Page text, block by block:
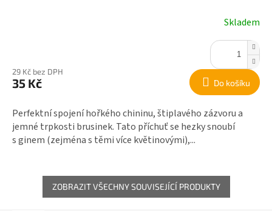
Skladem
29 Kč bez DPH
35 Kč Do košíku
Perfektní spojení hořkého chininu, štiplavého zázvoru a
jemné trpkosti brusinek. Tato příchuť se hezky snoubí
s ginem (zejména s těmi více květinovými),...
ZOBRAZIT VŠECHNY SOUVISEJÍCÍ PRODUKTY